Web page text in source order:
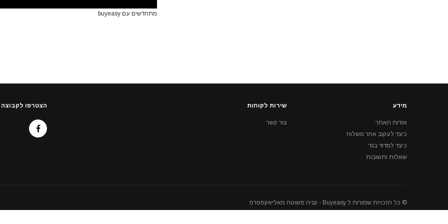
מתחדשים עם buyeasy
מידע
אודות האתר
כיצד לעקוב אחר משלוח
כיצד למדוד בגד
שאלות ותשובות
שירות לקוחות
צור קשר
הצטרפו לקבוצה
© כל הזכויות שמורות ל Buyeasy - קניה פשוטה מאליאקספרס